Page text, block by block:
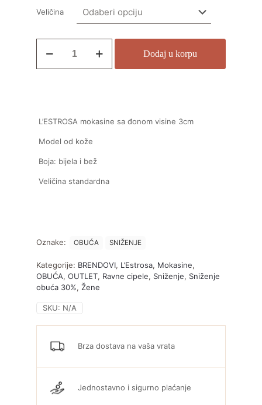
Veličina
Dodaj u korpu
L’ESTROSA mokasine sa đonom visine 3cm
Model od kože
Boja: bijela i bež
Veličina standardna
Oznake: OBUĆA SNIŽENJE
Kategorije: BRENDOVI, L’Estrosa, Mokasine,
OBUĆA,OUTLET, Ravne cipele, Sniženje, Sniženje
obuća 30%,Žene
SKU: N/A
Brza dostava na vaša vrata
Jednostavno i sigurno plaćanje